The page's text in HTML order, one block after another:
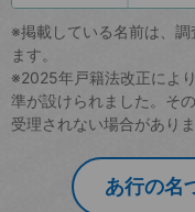
※掲載している名前は、
ます。
※2025年戸籍法改正によ
準が設けられました。そ
受理されない場合がありま
あ行の名